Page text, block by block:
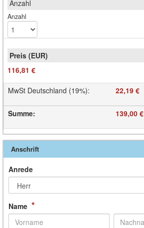
Anzahl
116,81 €
MwSt Deutschland (19%): 22,19 €
Summe: 139,00 €
Anschrift
Anrede
Name *